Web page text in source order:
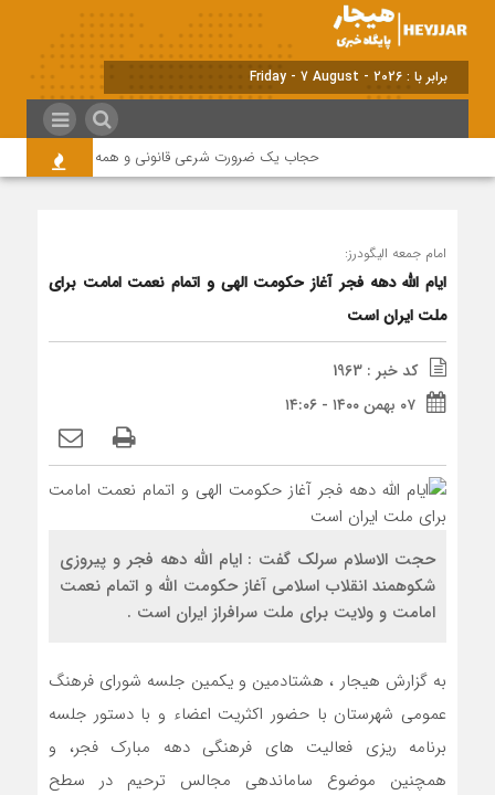
برابر با : Friday - 7 August - 2026
حجاب یک ضرورت شرعی قانونی و همه در این زمینه
امام جمعه الیگودرز:
ایام الله دهه فجر آغاز حکومت الهی و اتمام نعمت امامت برای
ملت ایران است
کد خبر : 1963
۰۷ بهمن ۱۴۰۰ - ۱۴:۰۶
حجت الاسلام سرلک گفت : ایام الله دهه فجر و پیروزی
شکوهمند انقلاب اسلامی آغاز حکومت الله و اتمام نعمت
امامت و ولایت برای ملت سرافراز ایران است .
به گزارش هیجار ، هشتادمین و یکمین جلسه شورای فرهنگ
عمومی شهرستان با حضور اکثریت اعضاء و با دستور جلسه
برنامه ریزی فعالیت های فرهنگی دهه مبارک فجر، و
همچنین موضوع ساماندهی مجالس ترحیم در سطح